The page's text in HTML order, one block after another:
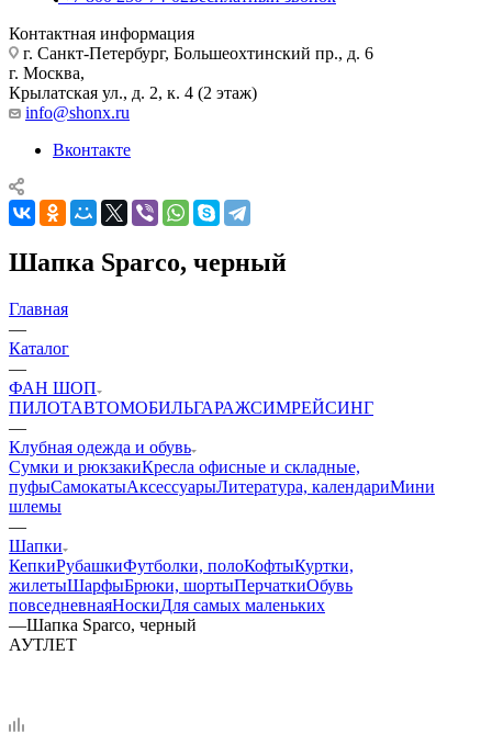
Контактная информация
г. Санкт-Петербург, Большеохтинский пр., д. 6
г. Москва,
Крылатская ул., д. 2, к. 4 (2 этаж)
info@shonx.ru
Вконтакте
Шапка Sparco, черный
Главная
—
Каталог
—
ФАН ШОП
ПИЛОТАВТОМОБИЛЬГАРАЖСИМРЕЙСИНГ
—
Клубная одежда и обувь
Сумки и рюкзакиКресла офисные и складные,
пуфыСамокатыАксессуарыЛитература, календариМини
шлемы
—
Шапки
КепкиРубашкиФутболки, полоКофтыКуртки,
жилетыШарфыБрюки, шортыПерчаткиОбувь
повседневнаяНоскиДля самых маленьких
—Шапка Sparco, черный
АУТЛЕТ